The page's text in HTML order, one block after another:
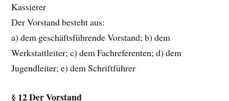
Kassierer
Der Vorstand besteht aus:
a) dem geschäftsführende Vorstand; b) dem
Werkstattleiter; c) dem Fachreferenten; d) dem
Jugendleiter; e) dem Schriftführer
§ 12 Der Vorstand